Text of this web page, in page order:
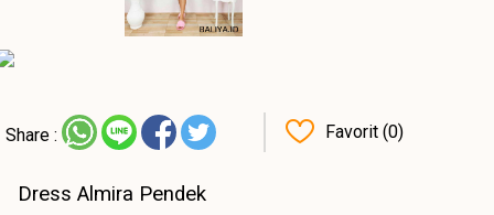
Share : Favorit (0)
Dress Almira Pendek